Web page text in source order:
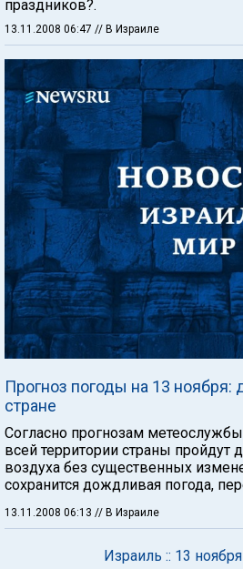
праздников?.
13.11.2008 06:47 // В Израиле
Прогноз погоды на 13 ноября:
стране
Согласно прогнозам
всей территории страны пройдут
воздуха без существенных
сохранится дождливая погода,
13.11.2008 06:13 // В Израиле
Израиль :: 13